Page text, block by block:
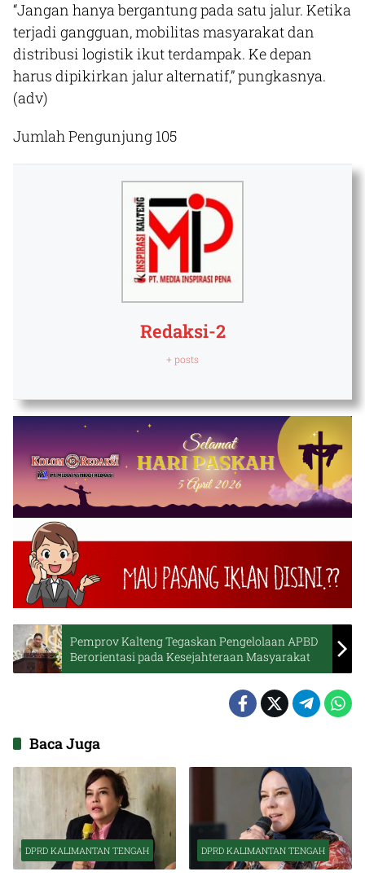
“Jangan hanya bergantung pada satu jalur. Ketika
terjadi gangguan, mobilitas masyarakat dan
distribusi logistik ikut terdampak. Ke depan
harus dipikirkan jalur alternatif,” pungkasnya.
(adv)​
Jumlah Pengunjung105
Redaksi-2
+ posts
Pemprov Kalteng Tegaskan Pengelolaan APBD
Berorientasi pada Kesejahteraan Masyarakat
Baca Juga
DPRD KALIMANTAN TENGAH DPRD KALIMANTAN TENGAH